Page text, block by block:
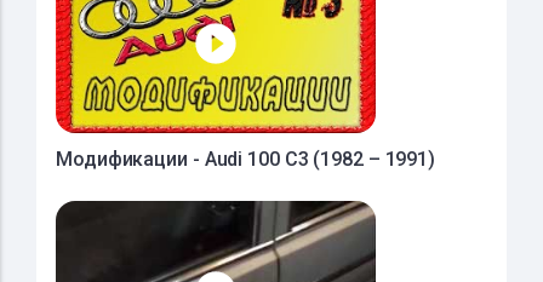
Модификации - Audi 100 C3 (1982 – 1991)